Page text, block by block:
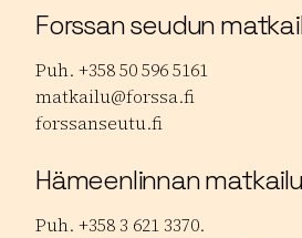
Forssan seudun
Puh. +358 50 596 5161
matkailu@forssa.fi
forssanseutu.fi
Hämeenlinnan
Puh. +358 3 621 3370.